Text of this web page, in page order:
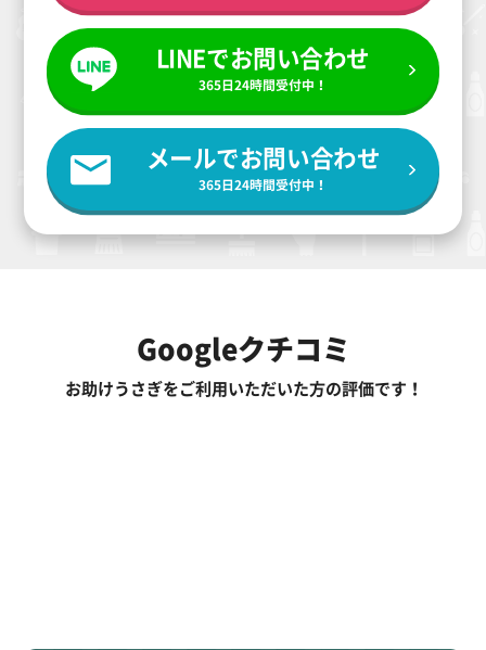
LINEでお問い合わせ
365日24時間受付中！
メールでお問い合わせ
365日24時間受付中！
Googleクチコミ
お助けうさぎをご利用いただいた方の評価です！